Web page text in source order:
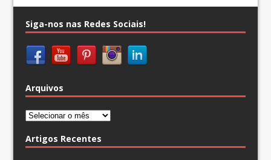
Siga-nos nas Redes Sociais!
Arquivos
Arquivos
Artigos Recentes